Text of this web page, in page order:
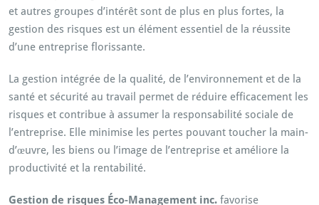
et autres groupes d’intérêt sont de plus en plus fortes, la
gestion des risques est un élément essentiel de la réussite
d’une entreprise florissante.
La gestion intégrée de la qualité, de l’environnement et de la
santé et sécurité au travail permet de réduire efficacement les
risques et contribue à assumer la responsabilité sociale de
l’entreprise. Elle minimise les pertes pouvant toucher la main-
d’œuvre, les biens ou l’image de l’entreprise et améliore la
productivité et la rentabilité.
Gestion de risques Éco-Management inc. favorise